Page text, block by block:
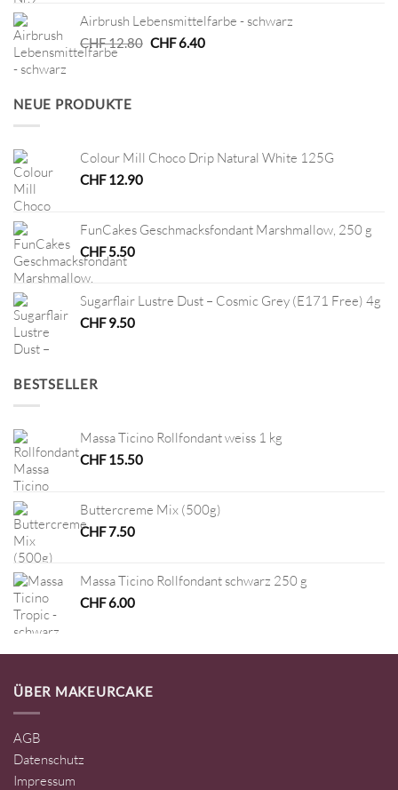
CHF 4.50CHF 2.25.
Airbrush Lebensmittelfarbe - schwarz
CHF12.80 Ursprünglicher
CHF6.40Aktueller
NEUE PRODUKTE
Colour Mill Choco Drip Natural White 125G
CHF12.90
FunCakes Geschmacksfondant Marshmallow, 250 g
CHF5.50
Sugarflair Lustre Dust – Cosmic Grey (E171 Free) 4g
CHF9.50
BESTSELLER
Massa Ticino Rollfondant weiss 1 kg
CHF15.50
Buttercreme Mix (500g)
CHF7.50
Massa Ticino Rollfondant schwarz 250 g
CHF6.00
ÜBER MAKEURCAKE
AGB
Datenschutz
Impressum